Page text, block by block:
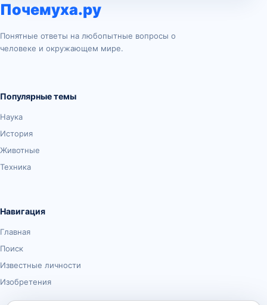
Почемуха.ру
Понятные ответы на любопытные вопросы о
человеке и окружающем мире.
Популярные темы
Наука
История
Животные
Техника
Навигация
Главная
Поиск
Известные личности
Изобретения